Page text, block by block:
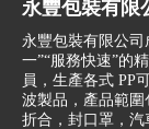
永豐包裝有限
永豐包裝有限公司
一”“服務快速”的
員，生產各式 PP
波製品，產品範
折合，封口罩，汽